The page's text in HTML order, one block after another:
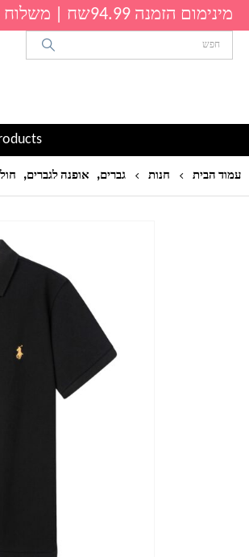
מינימום הזמנה 94.99שח | משלוח חינם מעל 199.99שח
עמוד הבית חנות גברים, אופנה לגברים,